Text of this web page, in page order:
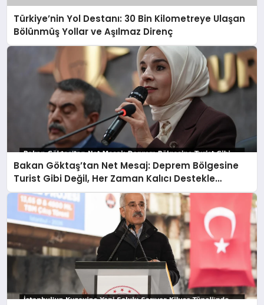
Türkiye’nin Yol Destanı: 30 Bin Kilometreye Ulaşan
Bölünmüş Yollar ve Aşılmaz Direnç
Bakan Göktaş’tan Net Mesaj: Deprem Bölgesine
Turist Gibi Değil, Her Zaman Kalıcı Destekle
Gidiyoruz!